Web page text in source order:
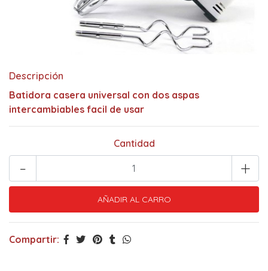
Descripción
Batidora casera universal con dos aspas
intercambiables facil de usar
Cantidad
+
-
Compartir: